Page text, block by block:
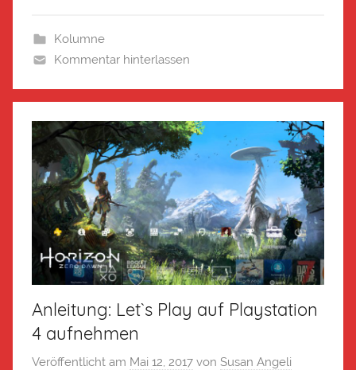
Kolumne
Kommentar hinterlassen
Anleitung: Let`s Play auf Playstation
4 aufnehmen
Veröffentlicht am Mai 12, 2017 von Susan Angeli